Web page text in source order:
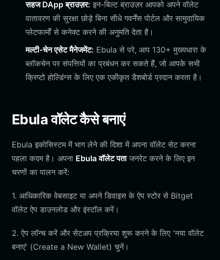
सहज DApp ब्राउज़र: इन-बिल्ट ब्राउज़र आपको अपने वॉलेट
वातावरण की सुरक्षा छोड़े बिना सीधे गवर्नेंस पोर्टल और सामुदायिक
प्लेटफार्मों से कनेक्ट करने की अनुमति देता है।
मल्टी-चेन एसेट मैनेजमेंट: Ebula से परे, आप 130+ मुख्यधारा के
ब्लॉकचेन पर संपत्तियों का प्रबंधन कर सकते हैं, जो आपके सभी
क्रिप्टो होल्डिंग्स के लिए एक एकीकृत डैशबोर्ड प्रदान करता है।
Ebula वॉलेट कैसे बनाएं
Ebula इकोसिस्टम में भाग लेने की दिशा में अपना वॉलेट सेट करना
पहला कदम है। अपना Ebula वॉलेट पताजनरेट करने के लिए इन
चरणों का पालन करें:
1. आधिकारिक वेबसाइट या अपने डिवाइस के ऐप स्टोर से Bitget
वॉलेट ऐप डाउनलोड और इंस्टॉल करें।
2. ऐप लॉन्च करें और सेटअप प्रक्रिया शुरू करने के लिए 'नया वॉलेट
बनाएं' (Create a New Wallet) चुनें।